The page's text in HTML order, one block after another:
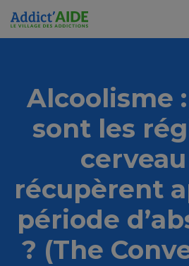
Aller au contenu principal
Alcoolisme
sont les
récupèrent
période
? (The
Panneau de gestion des cookies